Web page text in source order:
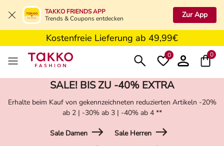
TAKKO FRIENDS APP
Trends & Coupons entdecken
Zur App
5€ Gutschein nach Registrierung*
Kostenfreie Retoure in der Filiale
Kostenfreie Lieferung ab 49,99€
5€ Gutschein nach Registrierung*
0 0
SALE! BIS ZU -40% EXTRA
Erhalte beim Kauf von gekennzeichneten reduzierten Artikeln -20%
ab 2 | -30% ab 3 | -40% ab 4 **
Sale Damen
Sale Herren